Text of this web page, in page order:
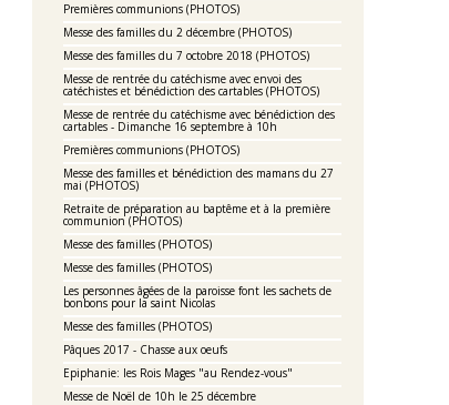
Premières communions (PHOTOS)
Messe des familles du 2 décembre (PHOTOS)
Messe des familles du 7 octobre 2018 (PHOTOS)
Messe de rentrée du catéchisme avec envoi des
catéchistes et bénédiction des cartables (PHOTOS)
Messe de rentrée du catéchisme avec bénédiction des
cartables - Dimanche 16 septembre à 10h
Premières communions (PHOTOS)
Messe des familles et bénédiction des mamans du 27
mai (PHOTOS)
Retraite de préparation au baptême et à la première
communion (PHOTOS)
Messe des familles (PHOTOS)
Messe des familles (PHOTOS)
Les personnes âgées de la paroisse font les sachets de
bonbons pour la saint Nicolas
Messe des familles (PHOTOS)
Pâques 2017 - Chasse aux oeufs
Epiphanie: les Rois Mages "au Rendez-vous"
Messe de Noël de 10h le 25 décembre